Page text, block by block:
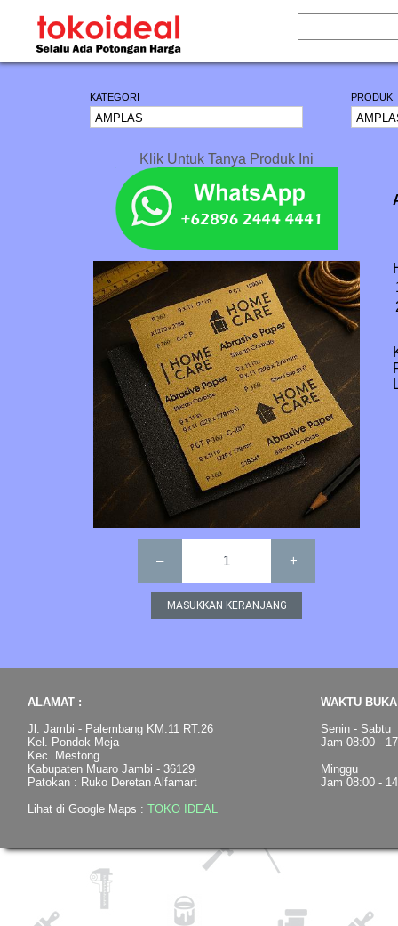
KATEGORI PRODUK
Klik Untuk Tanya Produk Ini
– 1 +
ALAMAT :
Jl. Jambi - Palembang KM.11 RT.26
Kel. Pondok Meja
Kec. Mestong
Kabupaten Muaro Jambi - 36129
Patokan : Ruko Deretan Alfamart
Lihat di Google Maps : TOKO IDEAL
WAKTU
Senin - Sabtu
Jam 08:00 -
Minggu
Jam 08:00 -